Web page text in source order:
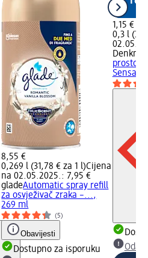
8,55 €
0,269 l (31,78 € za 1 l)Cijena
na 02.05.2025.: 7,95 €
gladeAutomatic spray refill
za osvježivač zraka –...,
269 ml
(5)
Obavijesti
Dostupno za isporuku
1,15 €
0,3 l
Denkmit